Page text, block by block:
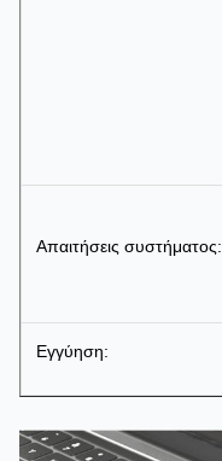
Απαιτήσεις συστήματος:
Εγγύηση: